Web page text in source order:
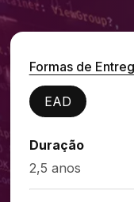
Formas de
EAD
Duração
2,5 anos